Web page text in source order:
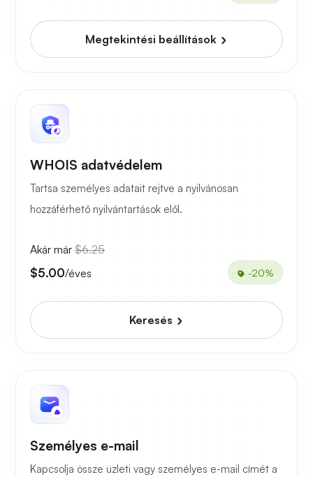
Megtekintési beállítások
WHOIS adatvédelem
Tartsa személyes adatait rejtve a nyilvánosan
hozzáférhető nyilvántartások elől.
Akár már $6.25
$5.00/éves -20%
Keresés
Személyes e-mail
Kapcsolja össze üzleti vagy személyes e-mail címét a